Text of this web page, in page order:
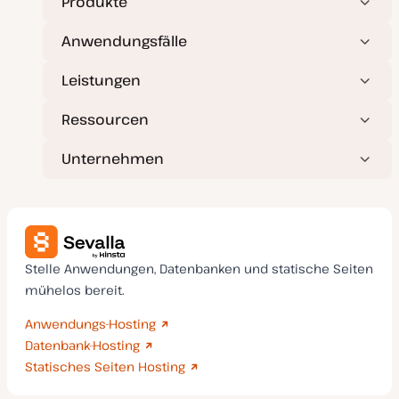
Anwendungsfälle
Leistungen
Ressourcen
Unternehmen
Stelle Anwendungen, Datenbanken und statische Seiten
mühelos bereit.
Anwendungs-Hosting
Datenbank-Hosting
Statisches Seiten Hosting